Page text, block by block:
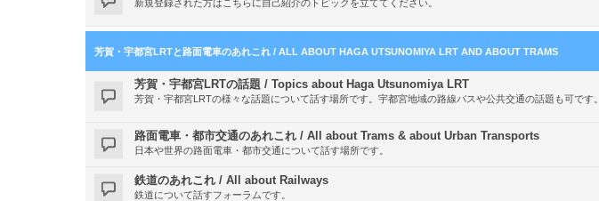
新規登録された方はこちらに自己紹介のトピックを立ててください。
芳賀・宇都宮LRTと路面電車のあれこれ / ALL ABOUT HAGA UTSUNOMIYA LRT AND ABOUT TRAMS
芳賀・宇都宮LRTの話題 / Topics about Haga Utsunomiya LRT
芳賀・宇都宮LRTの様々な話題について話す場所です。宇都宮地域の路線バスや公共交通の話題も可です。
路面電車・都市交通のあれこれ / All about Trams & about Urban Transports
日本や世界の路面電車・都市交通について話す場所です。
鉄道のあれこれ / All about Railways
鉄道について話すフォーラムです。